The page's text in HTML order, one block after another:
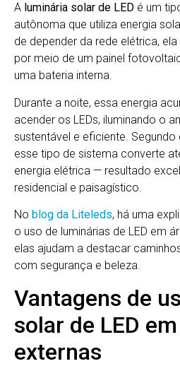
A luminária solar de LED é um
autônoma que utiliza energia
de depender da rede elétrica,
por meio de um painel
uma bateria interna.
Durante a noite, essa energia
acender os LEDs, iluminando o
sustentável e eficiente. Segundo
esse tipo de sistema converte
energia elétrica — resultado
residencial e paisagístico.
No blog da Liteleds, há uma
o uso de luminárias de LED em
elas ajudam a destacar
com segurança e beleza.
Vantagens de
solar de LED
externas